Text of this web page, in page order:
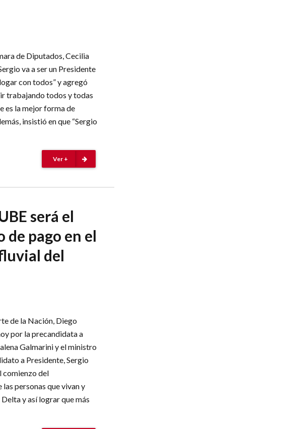
de Diputados, Cecilia
va a ser un Presidente
con todos” y agregó
trabajando todos y todas
es la mejor forma de
insistió en que “Sergio
Ver +
será el
de pago en el
del
de la Nación, Diego
por la precandidata a
Galmarini y el ministro
a Presidente, Sergio
comienzo del
personas que vivan y
y así lograr que más